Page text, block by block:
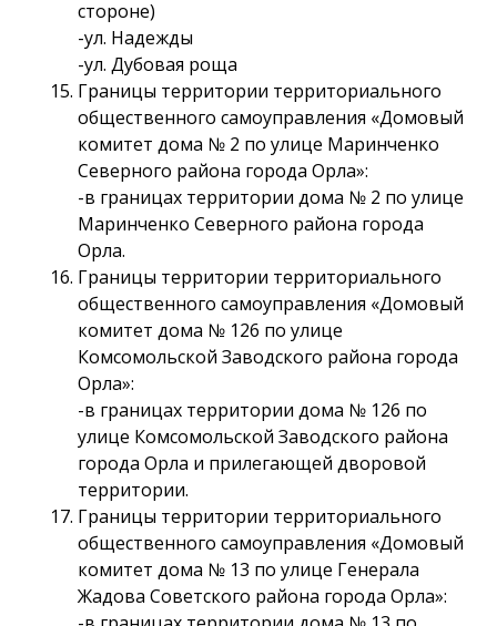
стороне)
-ул. Надежды
-ул. Дубовая роща
Границы территории территориального
общественного самоуправления «Домовый
комитет дома № 2 по улице Маринченко
Северного района города Орла»:
-в границах территории дома № 2 по улице
Маринченко Северного района города
Орла.
Границы территории территориального
общественного самоуправления «Домовый
комитет дома № 126 по улице
Комсомольской Заводского района города
Орла»:
-в границах территории дома № 126 по
улице Комсомольской Заводского района
города Орла и прилегающей дворовой
территории.
Границы территории территориального
общественного самоуправления «Домовый
комитет дома № 13 по улице Генерала
Жадова Советского района города Орла»: